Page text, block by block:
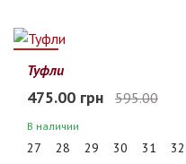
20%
Туфли
475.00 грн 595.00
В наличии
27 28 29 30 31 32